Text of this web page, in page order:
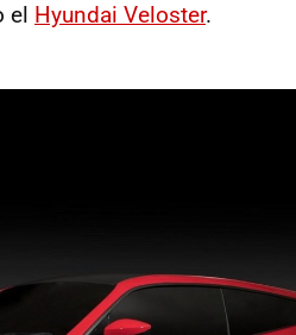
el Hyundai Veloster.